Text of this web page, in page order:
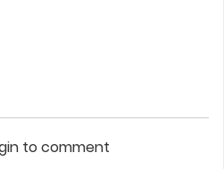
to comment